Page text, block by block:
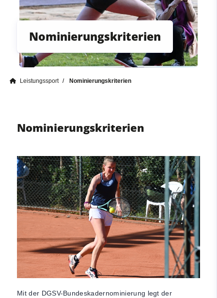
Nominierungskriterien
Leistungssport Nominierungskriterien
Nominierungskriterien
Mit der DGSV-Bundeskadernominierung legt der